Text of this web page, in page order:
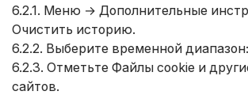
6.2.1. Меню → Дополнительные
Очистить историю.
6.2.2. Выберите временной
6.2.3. Отметьте Файлы cookie и
сайтов.